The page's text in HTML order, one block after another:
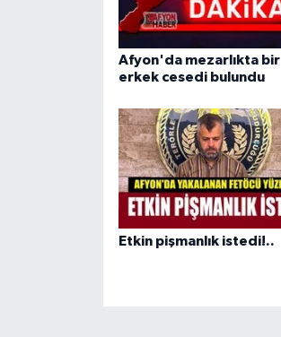
Afyon'da mezarlıkta bir
erkek cesedi bulundu
Etkin pişmanlık istedi!..